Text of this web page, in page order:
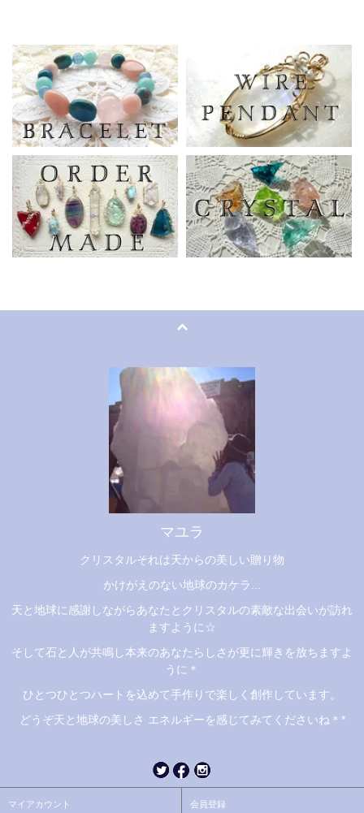
マユラ
クリスタルそれは天からの美しい贈り物
かけがえのない地球のカケラ...
天と地球に感謝しながらあなたとクリスタルの素敵な出会いが訪れ
ますように☆
そして石と人が共鳴し本来のあなたらしさが更に輝きを放ちますよ
うに＊
ひとつひとつハートを込めて手作りで楽しく創作しています。
どうぞ天と地球の美しさ エネルギーを感じてみてくださいね＊*
マイアカウント 会員登録